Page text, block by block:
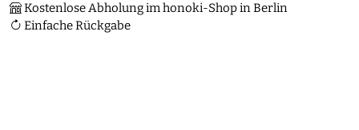
Kostenlose Abholung im honoki-Shop in Berlin
Einfache Rückgabe